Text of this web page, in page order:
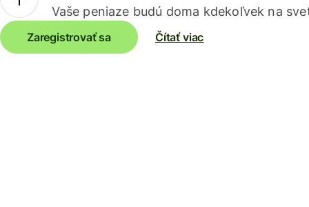
Vaše peniaze budú doma kdekoľvek na
Zaregistrovať sa Čítať viac